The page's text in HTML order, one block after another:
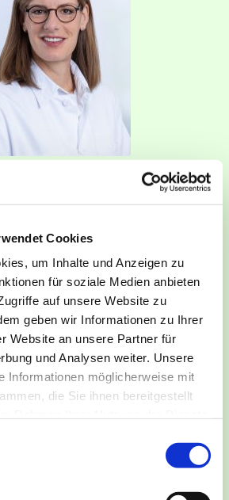
Cookies
um Inhalte und Anzeigen zu
für soziale Medien anbieten
auf unsere Website zu
geben wir Informationen zu Ihrer
Website an unsere Partner für
und Analysen weiter. Unsere
Informationen möglicherweise mit
die Sie ihnen bereitgestellt
für Innere Medizin und
und Fachärztin für Innere
Medizin
Ernährungsmedizin